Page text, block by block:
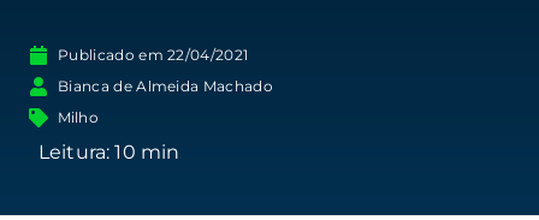
Publicado em 22/04/2021
Bianca de Almeida Machado
Milho